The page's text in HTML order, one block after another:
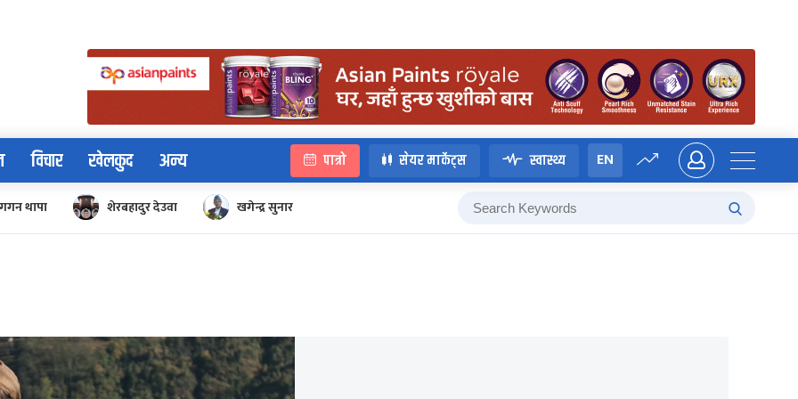
विचार खेलकुद अन्य पात्रो सेयर मार्केट्स स्वास्थ्य EN
गगन थापा शेरबहादुर देउवा खगेन्द्र सुनार